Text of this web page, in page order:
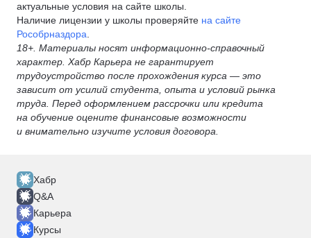
актуальные условия на сайте школы.
Наличие лицензии у школы проверяйте на сайте
Рособрназдора
18+. Материалы носят информационно-справочный
характер. Хабр Карьера не гарантирует
трудоустройство после прохождения курса — это
зависит от усилий студента, опыта и условий рынка
труда. Перед оформлением рассрочки или кредита
на обучение оцените финансовые возможности
и внимательно изучите условия договора.
Хабр
Q&A
Карьера
Курсы